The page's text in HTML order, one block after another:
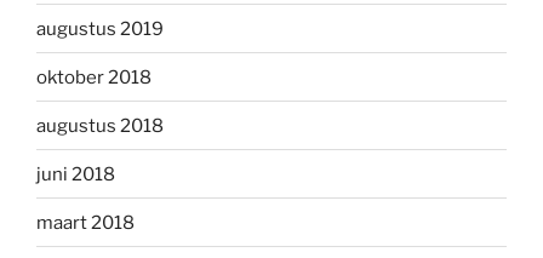
augustus 2019
oktober 2018
augustus 2018
juni 2018
maart 2018